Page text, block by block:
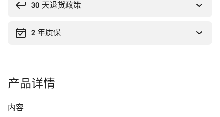
30 天退货政策
2 年质保
产品详情
内容